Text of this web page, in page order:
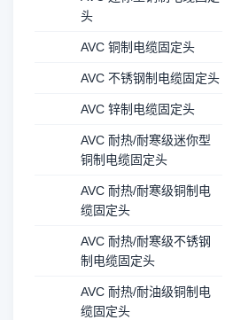
头
AVC 铜制电缆固定头
AVC 不锈钢制电缆固定头
AVC 锌制电缆固定头
AVC 耐热/耐寒级迷你型
铜制电缆固定头
AVC 耐热/耐寒级铜制电
缆固定头
AVC 耐热/耐寒级不锈钢
制电缆固定头
AVC 耐热/耐油级铜制电
缆固定头